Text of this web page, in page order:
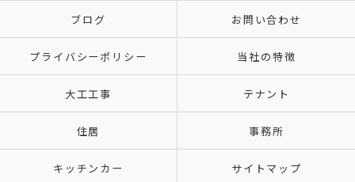
ブログ お問い合わせ
プライバシーポリシー 当社の特徴
大工工事 テナント
住居 事務所
キッチンカー サイトマップ